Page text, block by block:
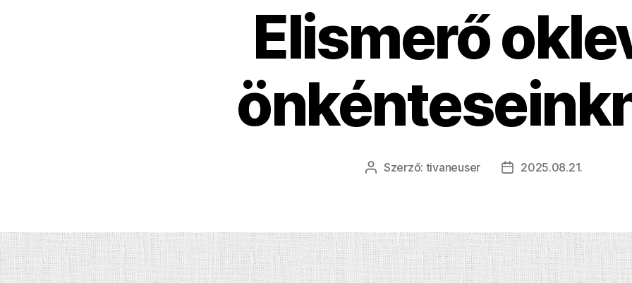
Elismerő
Bejegyzés
Szerző: tivaneuser
Bejegyzés
2025.08.21.